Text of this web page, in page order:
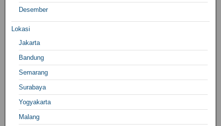
Desember
Lokasi
Jakarta
Bandung
Semarang
Surabaya
Yogyakarta
Malang